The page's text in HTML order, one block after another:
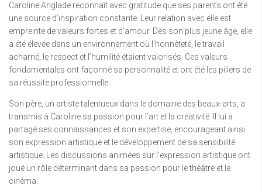
Caroline Anglade reconnaît avec gratitude que ses parents ont été
une source d’inspiration constante. Leur relation avec elle est
empreinte de valeurs fortes et d’amour. Dès son plus jeune âge, elle
a été élevée dans un environnement où l’honnêteté, le travail
acharné, le respect et l’humilité étaient valorisés. Ces valeurs
fondamentales ont façonné sa personnalité et ont été les piliers de
sa réussite professionnelle.
Son père, un artiste talentueux dans le domaine des beaux-arts, a
transmis à Caroline sa passion pour l’art et la créativité. Il lui a
partagé ses connaissances et son expertise, encourageant ainsi
son expression artistique et le développement de sa sensibilité
artistique. Les discussions animées sur l’expression artistique ont
joué un rôle déterminant dans sa passion pour le théâtre et le
cinéma.